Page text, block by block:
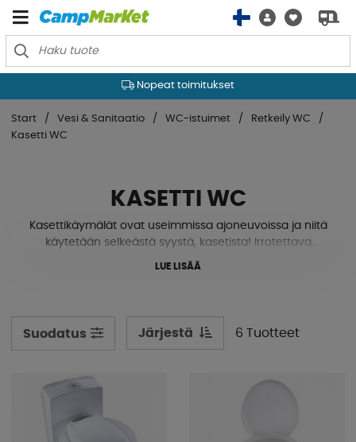
Nopeat toimitukset
Start Vesi & Sanitaatio WC-istuimet
Retkeily WC
Kasetti WC
KASETTI WC
Kasettikäymälät ovat useimmissa ajoneuvoissa ja niitä
käytetään selkeästä syystä, kasetista! Irrotettava
jätesäiliö mahdollistaa kätevän, yksinkertaisen ja
ajoneuvoihin, joissa vesi täytetään ulkopuolelta ja myös
jätesäiliön tyhjennykseen. On erittäin suositeltavaa
sinulla on kotona, sillä muovi voi ei kestä näitä
LUE LISÄÄ
Suodatus Järjestä 6 Tuotteet